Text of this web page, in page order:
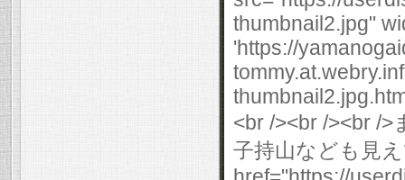
thumbnail2.jpg"
'https://
<br /><br /><br /
子持山なども見